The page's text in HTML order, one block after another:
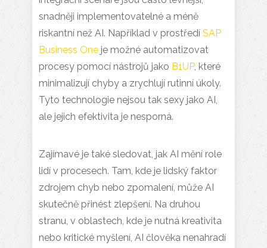
snadněji implementovatelné a méně
riskantní než AI. Například v prostředí SAP
Business One je možné automatizovat
procesy pomocí nástrojů jako B1UP, které
minimalizují chyby a zrychlují rutinní úkoly.
Tyto technologie nejsou tak sexy jako AI,
ale jejich efektivita je nesporná.
Zajímavé je také sledovat, jak AI mění role
lidí v procesech. Tam, kde je lidský faktor
zdrojem chyb nebo zpomalení, může AI
skutečně přinést zlepšení. Na druhou
stranu, v oblastech, kde je nutná kreativita
nebo kritické myšlení, AI člověka nenahradí